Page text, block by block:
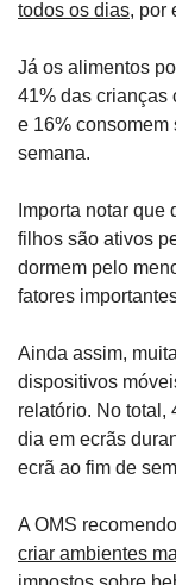
todos os dias, por
Já os alimentos
41% das crianças
e 16% consomem
semana.
Importa notar
filhos são ativos
dormem pelo
fatores
Ainda assim,
dispositivos
relatório. No total,
dia em ecrãs
ecrã ao fim de
criar ambientes